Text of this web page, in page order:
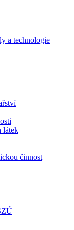
a technologie
látek
činnost